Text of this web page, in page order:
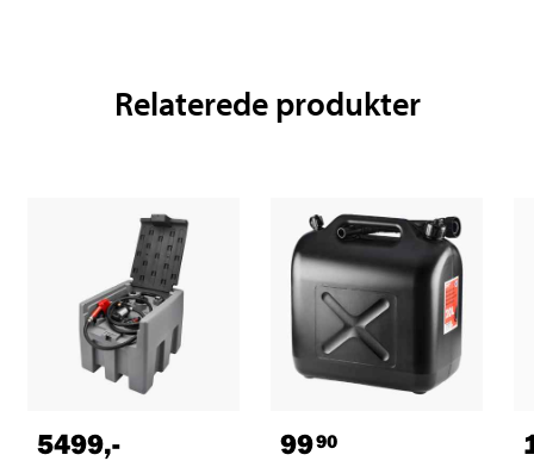
Relaterede produkter
5499,- 9990